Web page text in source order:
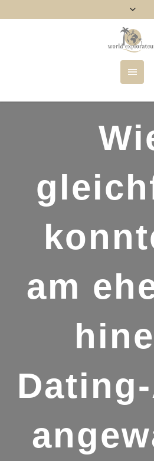
am